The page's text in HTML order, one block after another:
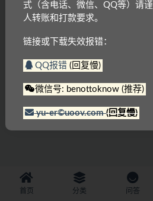
首页 分类 问答
式（含电话、微信、QQ等）请
人转账和打款要求。
链接或下载失效报错：
QQ报错(回复慢)
微信号: benottoknow (推荐)
yu-er©uoov.com(回复慢)